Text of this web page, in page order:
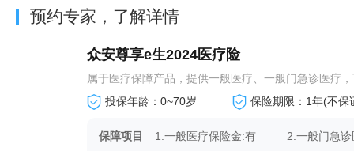
预约专家，了解详情
众安尊享e生2024医疗险
属于医疗保障产品，提供一般医疗、一般门急诊医疗
投保年龄：0~70岁
保险期限：1年(不保
保障项目 1.一般医疗保险金:有
2.一般门急